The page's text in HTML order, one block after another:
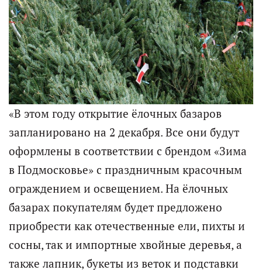
«В этом году открытие ёлочных базаров
запланировано на 2 декабря. Все они будут
оформлены в соответствии с брендом «Зима
в Подмосковье» с праздничным красочным
ограждением и освещением. На ёлочных
базарах покупателям будет предложено
приобрести как отечественные ели, пихты и
сосны, так и импортные хвойные деревья, а
также лапник, букеты из веток и подставки